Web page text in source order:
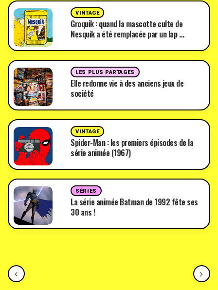
VINTAGE
Groquik : quand la mascotte culte de
Nesquik a été remplacée par un lap …
LES PLUS PARTAGES
Elle redonne vie à des anciens jeux de
société
VINTAGE
Spider-Man : les premiers épisodes de la
série animée (1967)
SÉRIES
La série animée Batman de 1992 fête ses
30 ans !